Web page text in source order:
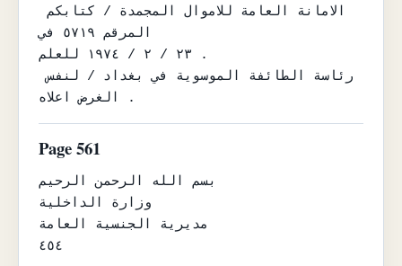
الامانة العامة للاموال المجمدة / كتابكم
المرقم ٥٧١٩ في
٢٣ / ٢ / ١٩٧٤ للعلم .
رئاسة الطائفة الموسوية في بغداد / لنفس
الغرض اعلاه .
Page 561
بسم الله الرحمن الرحيم
وزارة الداخلية
مديرية الجنسية العامة
٤٥٤